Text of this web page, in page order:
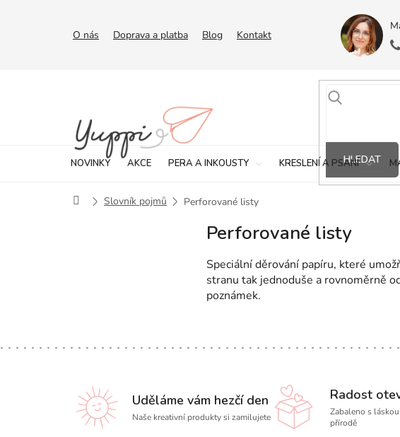
O nás Doprava a platba Blog Kontakt
HLEDAT
NOVINKY AKCE PERA A INKOUSTY KRESLENÍ A PSANÍ
DomůSlovník pojmů Perforované listy
Perforované listy
Speciální děrování papíru, které
stranu tak jednoduše a rovnoměrně
poznámek.
Uděláme vám hezčí den
Naše kreativní produkty si zamilujete
Radost
Zabaleno s
přírodě